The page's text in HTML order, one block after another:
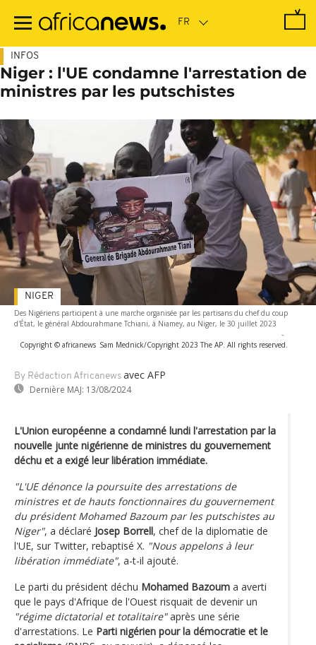
contenu
INFOS
Niger : l'UE condamne l'arrestation de
ministres par les putschistes
Des Nigériens participent à une marche organisée par les partisans du chef du coup
d'État, le général Abdourahmane Tchiani, à Niamey, au Niger, le 30 juillet 2023
-
Copyright © africanews Sam Mednick/Copyright 2023 The AP. All rights reserved.
By Rédaction Africanews avec AFP
Dernière MAJ: 13/08/2024
NIGER
L'Union européenne a condamné lundi l'arrestation par la
nouvelle junte nigérienne de ministres du gouvernement
déchu et a exigé leur libération immédiate.
"L'UE dénonce la poursuite des arrestations de
ministres et de hauts fonctionnaires du gouvernement
du président Mohamed Bazoum par les putschistes au
Niger", a déclaré Josep Borrell, chef de la diplomatie de
l'UE, sur Twitter, rebaptisé X. "Nous appelons à leur
libération immédiate", a-t-il ajouté.
Le parti du président déchu Mohamed Bazoum a averti
que le pays d'Afrique de l'Ouest risquait de devenir un
"régime dictatorial et totalitaire"après une série
d'arrestations. Le Parti nigérien pour la démocratie et le